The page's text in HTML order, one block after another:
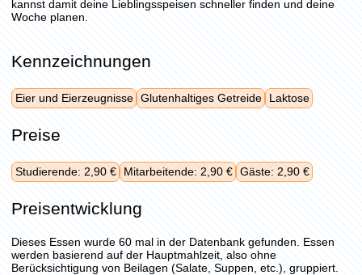
kannst damit deine Lieblingsspeisen schneller finden und deine
Woche planen.
Kennzeichnungen
Eier und Eierzeugnisse Glutenhaltiges Getreide Laktose
Preise
Studierende: 2,90 € Mitarbeitende: 2,90 € Gäste: 2,90 €
Preisentwicklung
Dieses Essen wurde 60 mal in der Datenbank gefunden. Essen
werden basierend auf der Hauptmahlzeit, also ohne
Berücksichtigung von Beilagen (Salate, Suppen, etc.), gruppiert.